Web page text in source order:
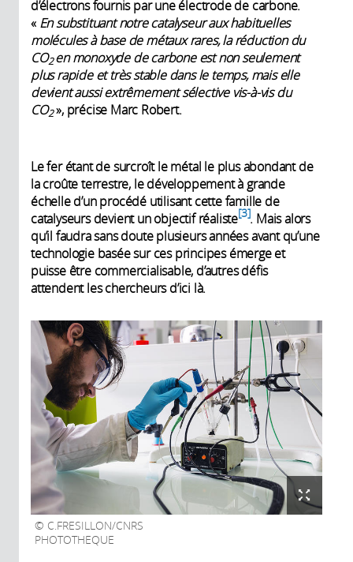
d’électrons fournis par une électrode de carbone.
« En substituant notre catalyseur aux habituelles
molécules à base de métaux rares, la réduction du
CO2en monoxyde de carbone est non seulement
plus rapide et très stable dans le temps, mais elle
devient aussi extrêmement sélective vis-à-vis du
CO2 », précise Marc Robert.
Le fer étant de surcroît le métal le plus abondant de
la croûte terrestre, le développement à grande
échelle d’un procédé utilisant cette famille de
catalyseurs devient un objectif réaliste 3 . Mais alors
qu’il faudra sans doute plusieurs années avant qu’une
technologie basée sur ces principes émerge et
puisse être commercialisable, d’autres défis
attendent les chercheurs d’ici là.
C.FRESILLON/CNRS
PHOTOTHEQUE